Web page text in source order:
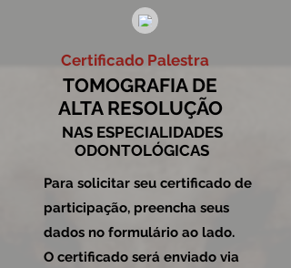
Certificado Palestra
TOMOGRAFIA DE
ALTA RESOLUÇÃO
NAS ESPECIALIDADES
ODONTOLÓGICAS
Para solicitar seu certificado de
participação, preencha seus
dados no formulário ao lado.
O certificado será enviado via